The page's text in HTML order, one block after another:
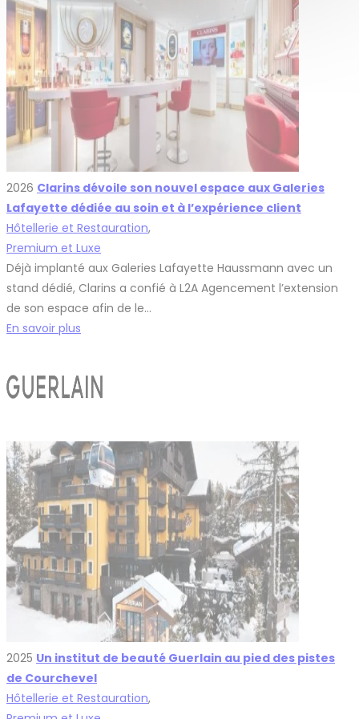
2026 Clarins dévoile son nouvel espace aux Galeries
Lafayette dédiée au soin et à l’expérience client
Hôtellerie et Restauration,
Premium et Luxe
Déjà implanté aux Galeries Lafayette Haussmann avec un
stand dédié, Clarins a confié à L2A Agencement l’extension
de son espace afin de le…
En savoir plus
2025 Un institut de beauté Guerlain au pied des pistes
de Courchevel
Hôtellerie et Restauration,